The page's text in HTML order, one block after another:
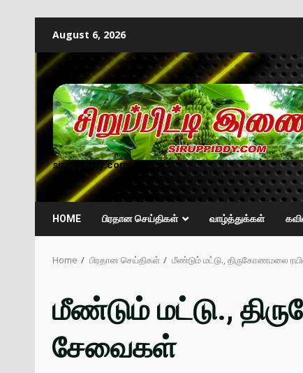
August 6, 2026
siruppiddy.com
HOME பிரதான செய்திகள் வாழ்த்துக்கள்
Home பிரதான செய்திகள் மீண்டும் மட்டு., திருகோணமலை
மீண்டும் மட்டு.,
சேவைகள்